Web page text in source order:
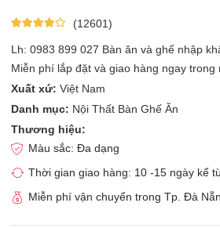
(12601)
Lh: 0983 899 027 Bàn ăn và ghế nhập
Miễn phí lắp đặt và giao hàng ngay trong
Xuất xứ: Việt Nam
Danh mục: Nội Thất Bàn Ghế Ăn
Thương hiệu:
Màu sắc: Đa dạng
Thời gian giao hàng: 10 -15 ngày kể
Miễn phí vận chuyển trong Tp. Đà